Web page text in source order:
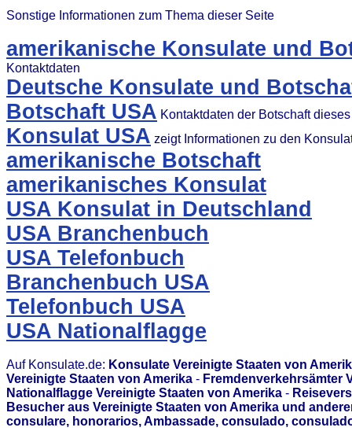
Sonstige Informationen zum Thema dieser Seite
amerikanische Konsulate und
Kontaktdaten
Deutsche Konsulate und
Botschaft USA Kontaktdaten der Botschaft
Konsulat USA zeigt Informationen zu den
amerikanische Botschaft
amerikanisches Konsulat
USA Konsulat in Deutschland
USA Branchenbuch
USA Telefonbuch
Branchenbuch USA
Telefonbuch USA
USA Nationalflagge
Auf Konsulate.de: Konsulate Vereinigte Staaten von
Vereinigte Staaten von Amerika - Fremdenverkehrsämter
Nationalflagge Vereinigte Staaten von Amerika -
Besucher aus Vereinigte Staaten von Amerika und
consulare, honorarios, Ambassade, consulado,